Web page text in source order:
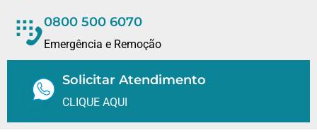
0800 500 6070
Emergência e Remoção
Solicitar Atendimento
CLIQUE AQUI